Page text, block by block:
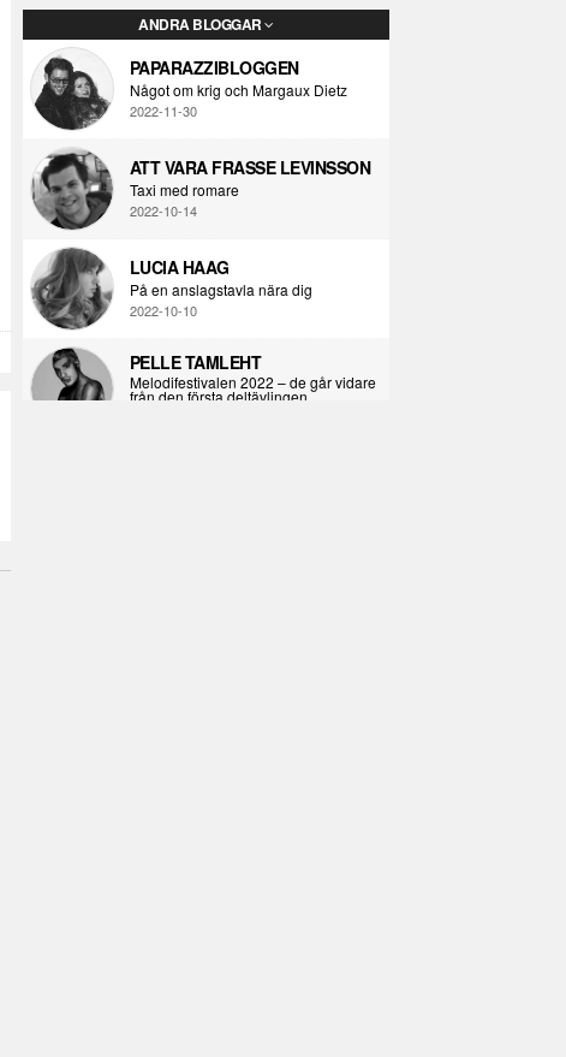
ANDRA BLOGGAR
PAPARAZZIBLOGGEN
Något om krig och Margaux Dietz
2022-11-30
ATT VARA FRASSE LEVINSSON
Taxi med romare
2022-10-14
LUCIA HAAG
På en anslagstavla nära dig
2022-10-10
PELLE TAMLEHT
Melodifestivalen 2022 – de går vidare
från den första deltävlingen